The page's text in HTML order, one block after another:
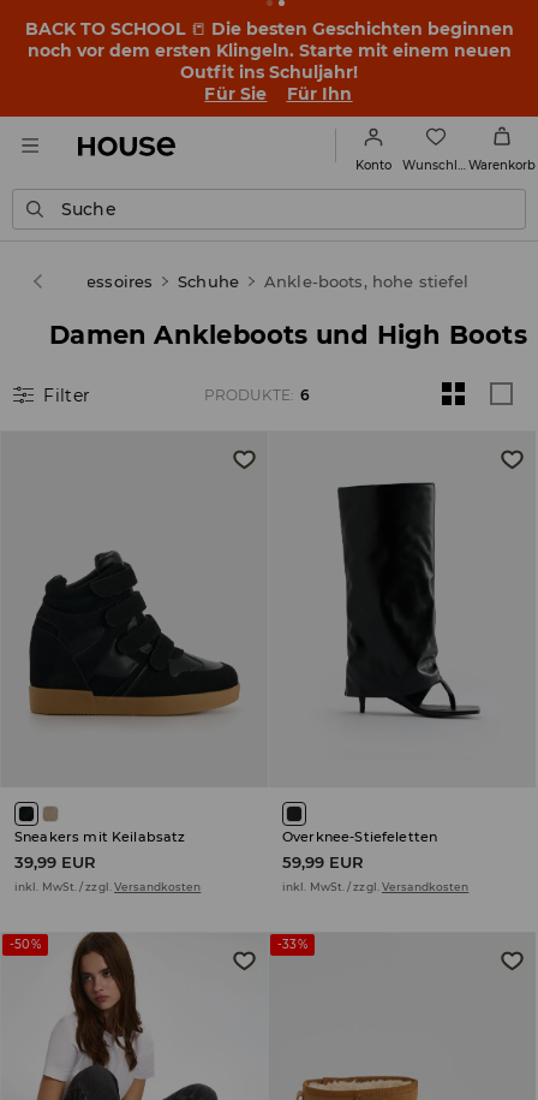
BACK TO SCHOOL 📒 Die besten Geschichten beginnen
noch vor dem ersten Klingeln. Starte mit einem neuen
Outfit ins Schuljahr!
Für Sie
Für Ihn
Konto Warenkorb
Suche
& Accessoires Schuhe Ankle-boots, hohe stiefel
Damen Ankleboots und High Boots
Filter PRODUKTE: 6
Sneakers mit Keilabsatz
39,99 EUR
inkl. MwSt. / zzgl. Versandkosten
Overknee-Stiefeletten
59,99 EUR
inkl. MwSt. / zzgl. Versandkosten
-50% -33%